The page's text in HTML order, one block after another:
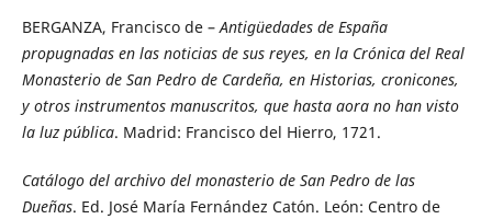
BERGANZA, Francisco de –Antigüedades de España
propugnadas en las noticias de sus reyes, en la Crónica del Real
Monasterio de San Pedro de Cardeña, en Historias, cronicones,
y otros instrumentos manuscritos, que hasta aora no han visto
la luz pública. Madrid: Francisco del Hierro, 1721.
Catálogo del archivo del monasterio de San Pedro de las
Dueñas. Ed. José María Fernández Catón. León: Centro de